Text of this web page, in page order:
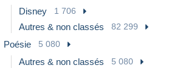
Disney 1 706
Autres & non classés 82 299
Poésie 5 080
Autres & non classés 5 080